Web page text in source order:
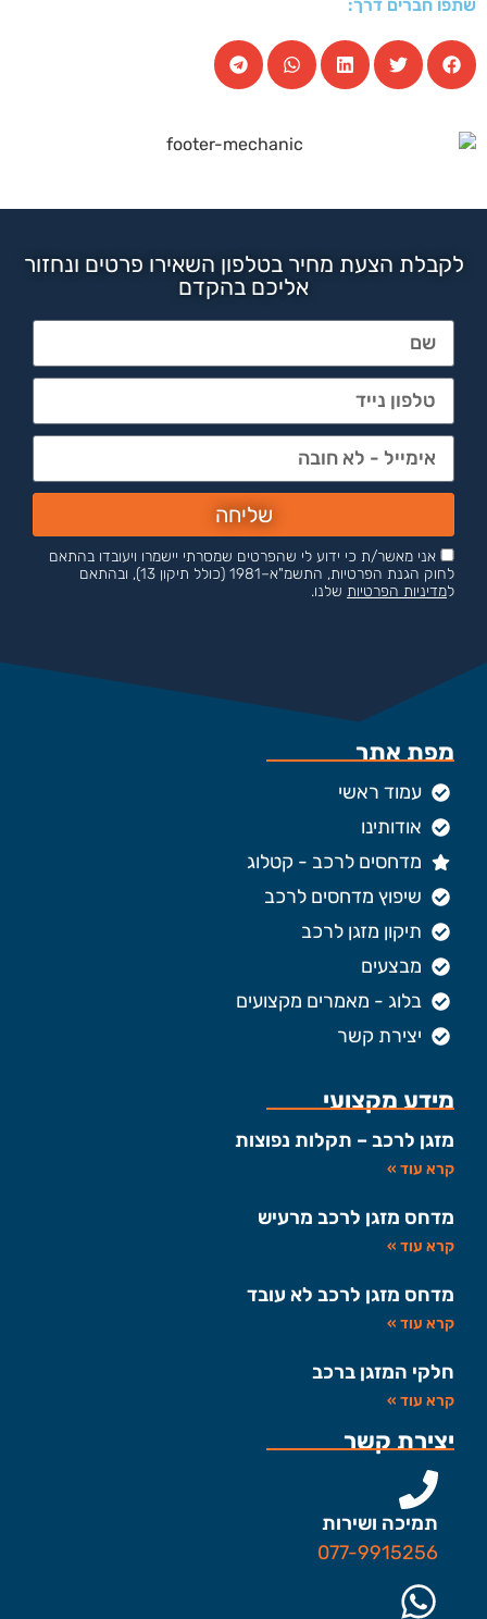
שתפו חברים דרך:
לקבלת הצעת מחיר בטלפון השאירו פרטים ונחזור
אליכם בהקדם
אני מאשר/ת כי ידוע לי שהפרטים שמסרתי יישמרו ויעובדו בהתאם
לחוק הגנת הפרטיות, התשמ"א–1981 (כולל תיקון 13), ובהתאם
למדיניות הפרטיות שלנו.
שליחה
מפת אתר
עמוד ראשי
אודותינו
מדחסים לרכב - קטלוג
שיפוץ מדחסים לרכב
תיקון מזגן לרכב
מבצעים
בלוג - מאמרים מקצועים
יצירת קשר
מידע מקצועי
מזגן לרכב – תקלות נפוצות
קרא עוד »
מדחס מזגן לרכב מרעיש
קרא עוד »
מדחס מזגן לרכב לא עובד
קרא עוד »
חלקי המזגן ברכב
קרא עוד »
יצירת קשר
תמיכה ושירות
077-9915256